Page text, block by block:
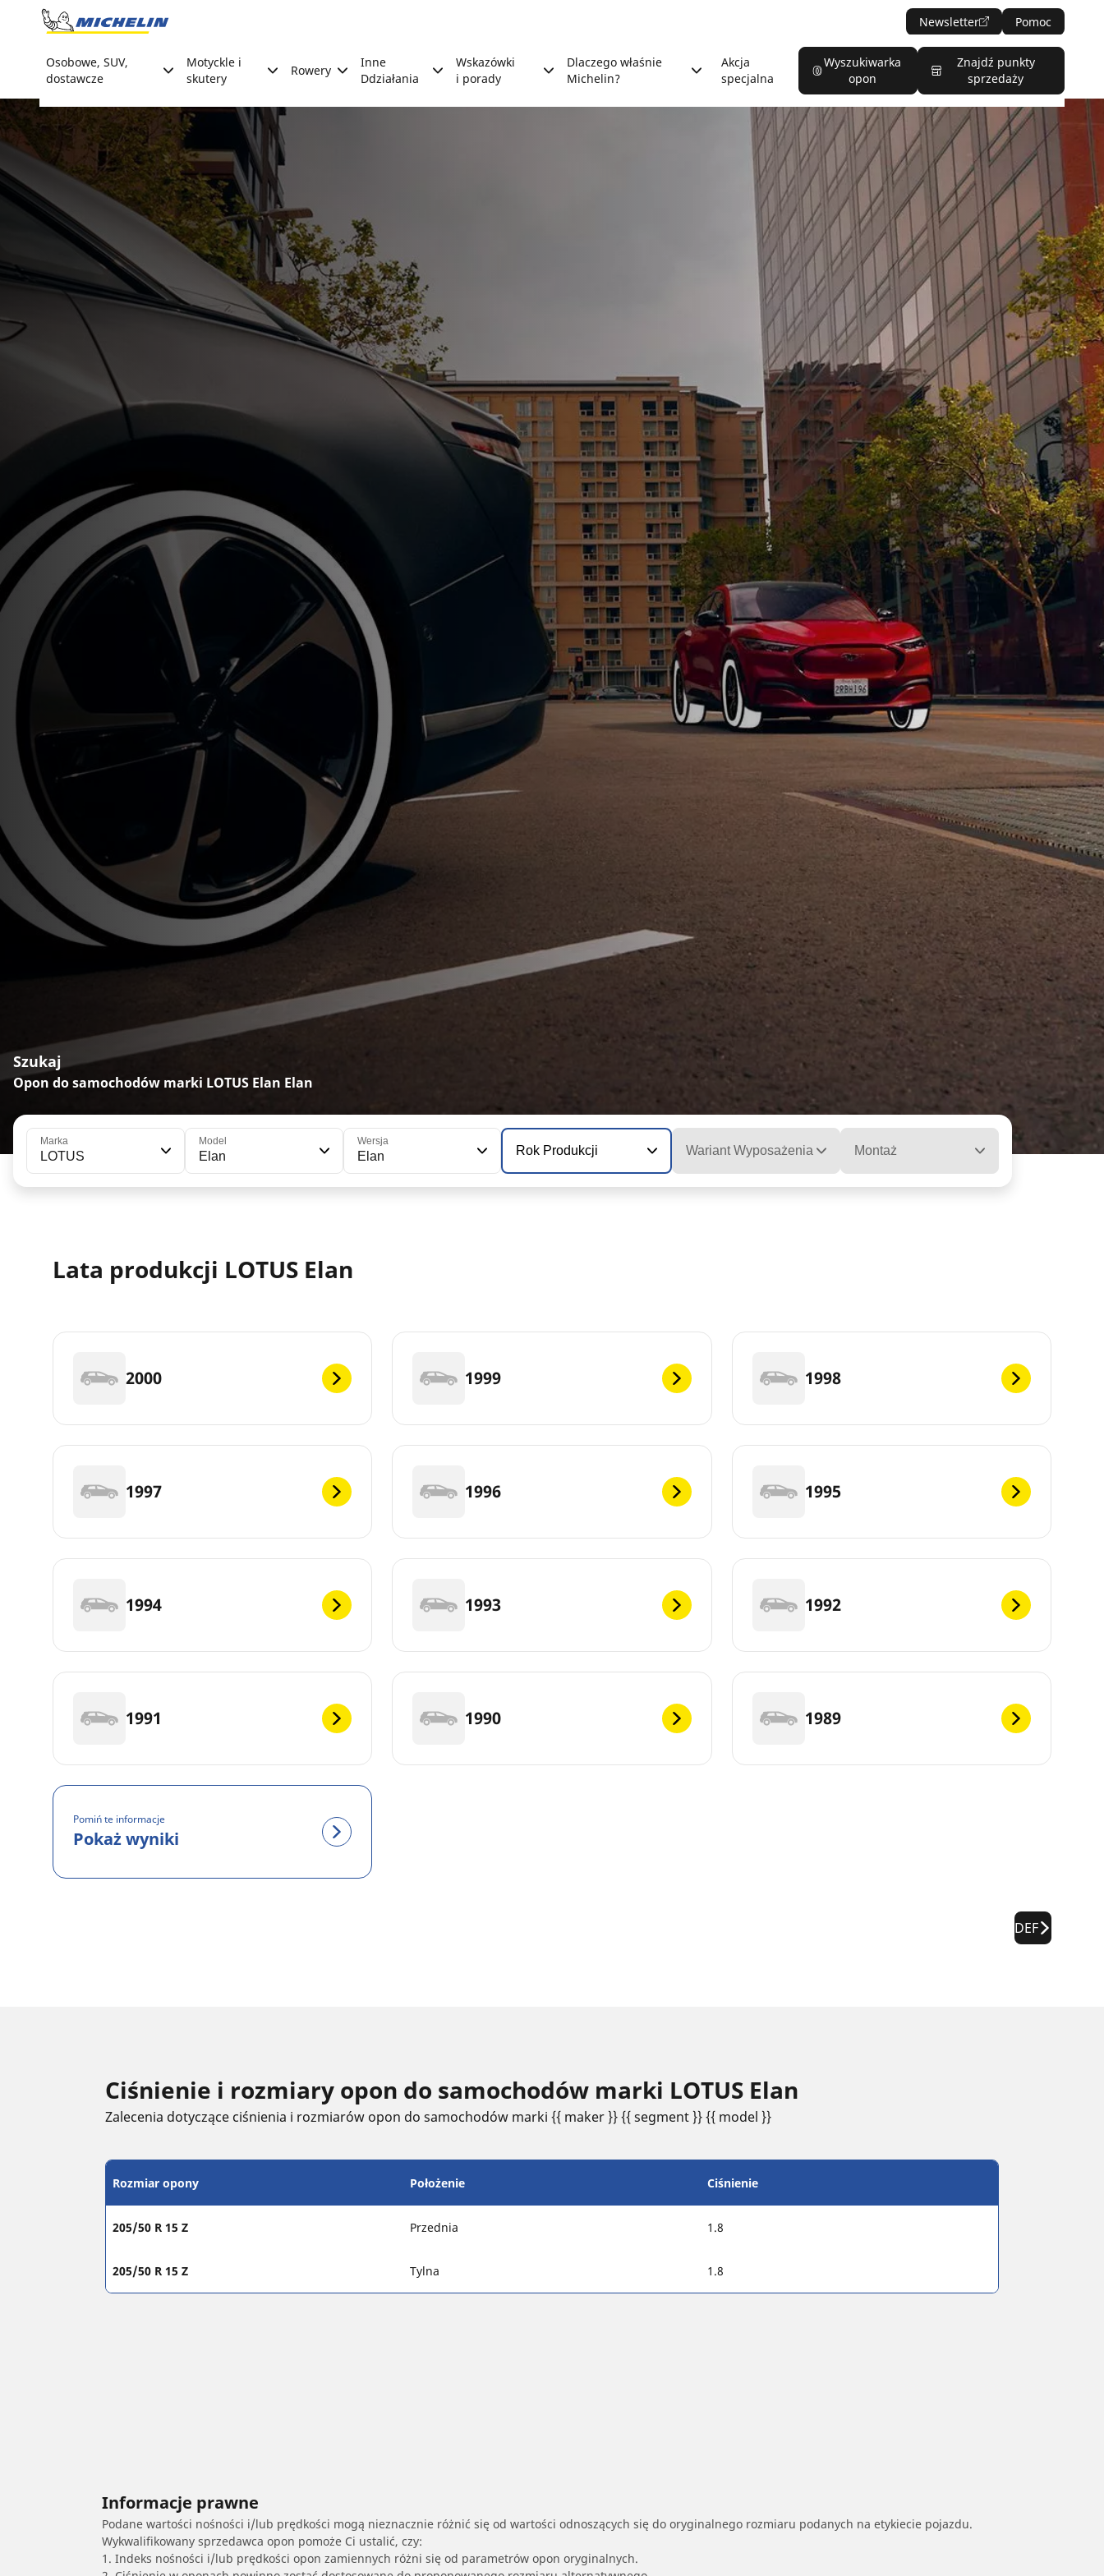
Go to page content
Newsletter Pomoc
Osobowe, SUV,
dostawcze
Motyckle i
skutery
Rowery
Inne
Ddziałania
Wskazówki
i porady
Dlaczego właśnie
Michelin?
Akcja
specjalna
Wyszukiwarka
opon
Znajdź punkty
sprzedaży
Szukaj
Opon do samochodów marki LOTUS Elan Elan
Marka
LOTUS
Model
Elan
Wersja
Elan Rok Produkcji Wariant Wyposażenia Montaż
Lata produkcji LOTUS Elan
2000 1999 1998
1997 1996 1995
1994 1993 1992
1991 1990 1989
Pomiń te informacje
Pokaż wyniki
DEF
Ciśnienie i rozmiary opon do samochodów marki LOTUS Elan
Zalecenia dotyczące ciśnienia i rozmiarów opon do samochodów marki {{ maker }} {{ segment }} {{ model }}
Rozmiar opony Położenie Ciśnienie
205/50 R 15 Z Przednia 1.8
205/50 R 15 Z Tylna 1.8
Informacje prawne
Podane wartości nośności i/lub prędkości mogą nieznacznie różnić się od wartości odnoszących się do oryginalnego rozmiaru podanych na etykiecie pojazdu.
Wykwalifikowany sprzedawca opon pomoże Ci ustalić, czy:
1. Indeks nośności i/lub prędkości opon zamiennych różni się od parametrów opon oryginalnych.